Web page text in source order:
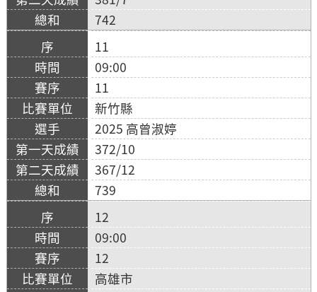
742
11
09:00
11
新竹縣
2025 高曾淑婷
372/10
367/12
739
12
09:00
12
高雄市